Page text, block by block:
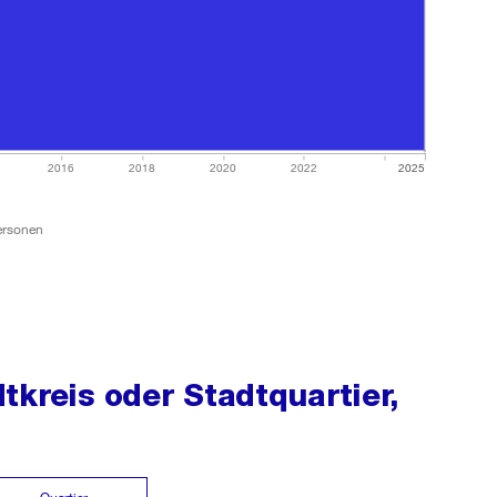
2016 2018 2020 2022 2025
oder Stadtquartier,